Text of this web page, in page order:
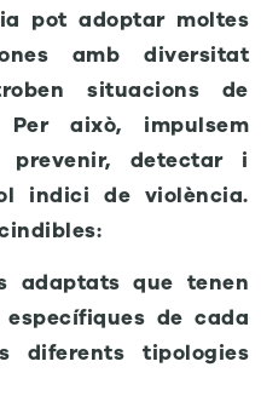
pot adoptar moltes
amb diversitat
situacions de
això, impulsem
prevenir, detectar i
indici de violència.
que tenen
de cada
diferents tipologies